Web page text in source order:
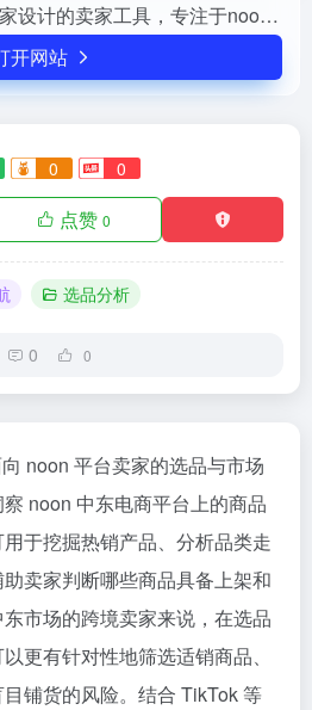
一款专为跨境卖家设计的卖家工具，专注于noon.com平台，提供了包括选品、竞价、入仓、批量跟卖、产品采集在内的多种功能
开网站
0 0
点赞 0
选品分析
0 0
noon 平台卖家的选品与市场
noon 中东电商平台上的商品
于挖掘热销产品、分析品类走
卖家判断哪些商品具备上架和
市场的跨境卖家来说，在选品
更有针对性地筛选适销商品、
铺货的风险。结合 TikTok 等